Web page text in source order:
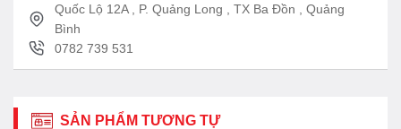
Quốc Lộ 12A , P. Quảng Long , TX Ba Đồn , Quảng
Bình
0782 739 531
SẢN PHẨM TƯƠNG TỰ